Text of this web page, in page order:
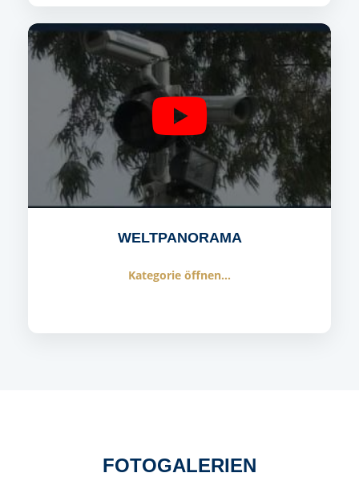
WELTPANORAMA
Kategorie öffnen...
FOTOGALERIEN